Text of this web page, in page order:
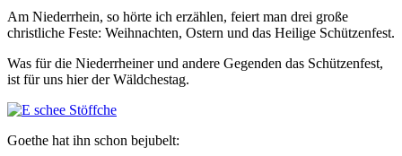
Am Niederrhein, so hörte ich erzählen, feiert man drei große
christliche Feste: Weihnachten, Ostern und das Heilige Schützenfest.
Was für die Niederrheiner und andere Gegenden das Schützenfest,
ist für uns hier der Wäldchestag.
Goethe hat ihn schon bejubelt: